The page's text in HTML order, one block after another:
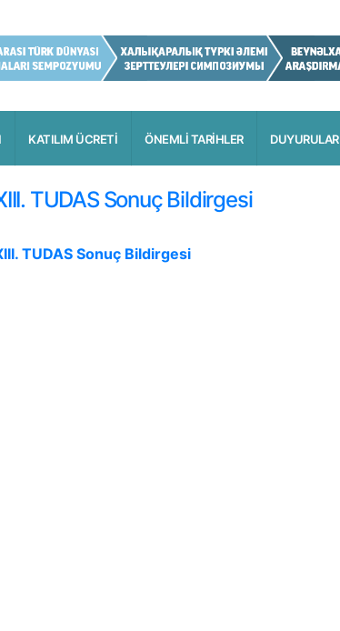
KATILIM ÜCRETİ ÖNEMLİ TARİHLER DUYURULAR
TUDAS Sonuç Bildirgesi
TUDAS Sonuç Bildirgesi